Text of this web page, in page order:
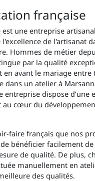
française
est une entreprise
de l'artisanat
Hommes de métier
par la qualité
en avant le mariage entre
dans un atelier à
entreprise dispose d’une
au cœur du
faire français que nos
bénéficier facilement
de qualité. De plus,
manuellement en
des qualités.